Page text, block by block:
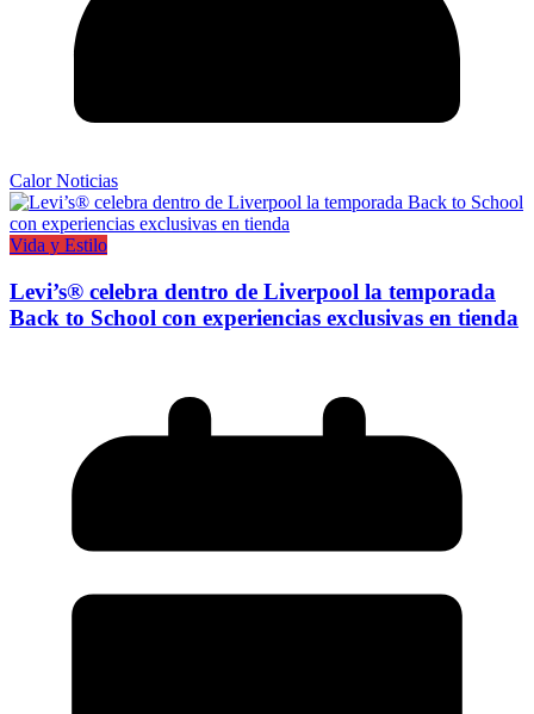
Calor Noticias
Vida y Estilo
Levi’s® celebra dentro de Liverpool la temporada
Back to School con experiencias exclusivas en tienda